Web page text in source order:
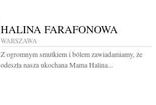
HALINA FARAFONOWA
WARSZAWA
Z ogromnym smutkiem i bólem zawiadamiamy, że
odeszła nasza ukochana Mama Halina...